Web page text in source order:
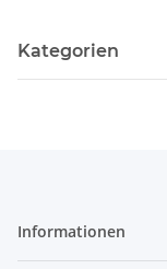
Kategorien
Informationen